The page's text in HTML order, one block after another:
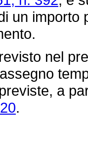
un importo
nel
a
.